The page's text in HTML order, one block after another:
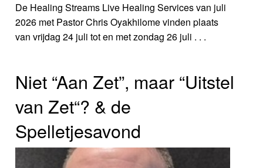
De Healing Streams Live Healing Services van juli
2026 met Pastor Chris Oyakhilome vinden plaats
van vrijdag 24 juli tot en met zondag 26 juli . . .
Niet “Aan Zet”, maar “Uitstel
van Zet“? & de
Spelletjesavond